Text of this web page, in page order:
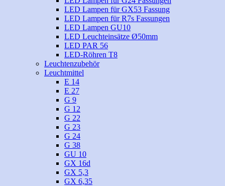
LED Lampen für GX53 Fassung
LED Lampen für R7s Fassungen
LED Lampen GU10
LED Leuchteinsätze Ø50mm
LED PAR 56
LED-Röhren T8
Leuchtenzubehör
Leuchtmittel
E 14
E 27
G 9
G 12
G 22
G 23
G 24
G 38
GU 10
GX 16d
GX 5,3
GX 6,35